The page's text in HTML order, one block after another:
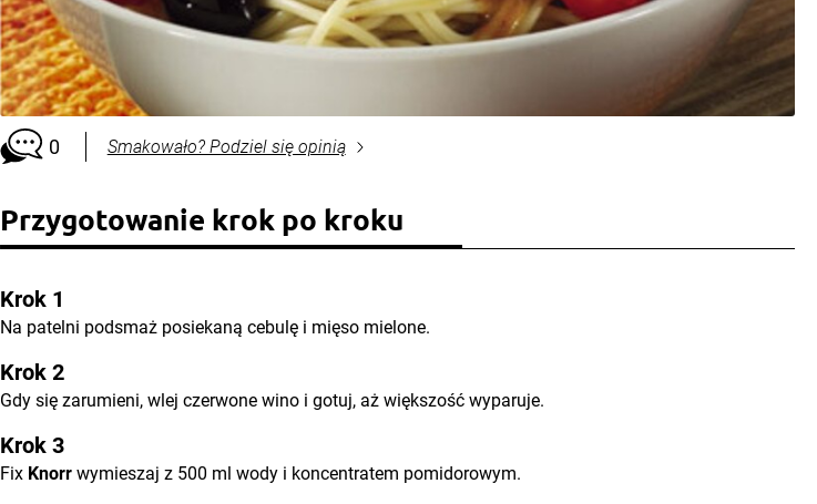
0 Smakowało? Podziel się opinią
Przygotowanie krok po kroku
Krok 1
Na patelni podsmaż posiekaną cebulę i mięso mielone.
Krok 2
Gdy się zarumieni, wlej czerwone wino i gotuj, aż większość wyparuje.
Krok 3
Fix Knorrwymieszaj z 500 ml wody i koncentratem pomidorowym.